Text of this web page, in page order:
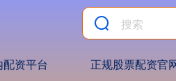
资平台 正规股票配资官